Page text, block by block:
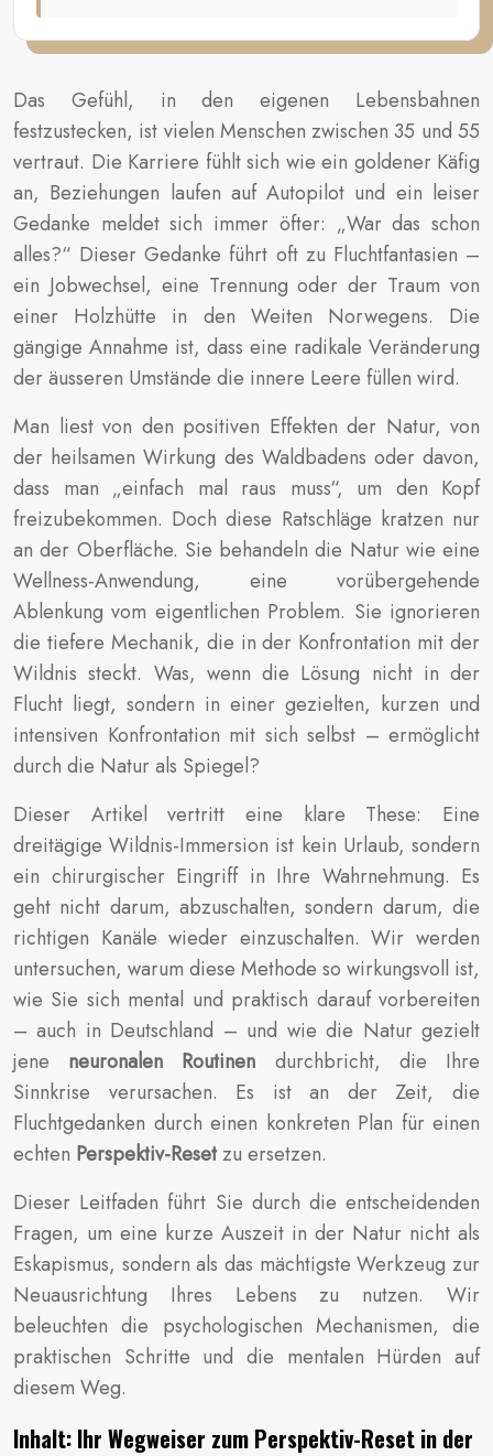
Das Gefühl, in den eigenen Lebensbahnen
festzustecken, ist vielen Menschen zwischen 35 und 55
vertraut. Die Karriere fühlt sich wie ein goldener Käfig
an, Beziehungen laufen auf Autopilot und ein leiser
Gedanke meldet sich immer öfter: „War das schon
alles?“ Dieser Gedanke führt oft zu Fluchtfantasien –
ein Jobwechsel, eine Trennung oder der Traum von
einer Holzhütte in den Weiten Norwegens. Die
gängige Annahme ist, dass eine radikale Veränderung
der äusseren Umstände die innere Leere füllen wird.
Man liest von den positiven Effekten der Natur, von
der heilsamen Wirkung des Waldbadens oder davon,
dass man „einfach mal raus muss“, um den Kopf
freizubekommen. Doch diese Ratschläge kratzen nur
an der Oberfläche. Sie behandeln die Natur wie eine
Wellness-Anwendung, eine vorübergehende
Ablenkung vom eigentlichen Problem. Sie ignorieren
die tiefere Mechanik, die in der Konfrontation mit der
Wildnis steckt. Was, wenn die Lösung nicht in der
Flucht liegt, sondern in einer gezielten, kurzen und
intensiven Konfrontation mit sich selbst – ermöglicht
durch die Natur als Spiegel?
Dieser Artikel vertritt eine klare These: Eine
dreitägige Wildnis-Immersion ist kein Urlaub, sondern
ein chirurgischer Eingriff in Ihre Wahrnehmung. Es
geht nicht darum, abzuschalten, sondern darum, die
richtigen Kanäle wieder einzuschalten. Wir werden
untersuchen, warum diese Methode so wirkungsvoll ist,
wie Sie sich mental und praktisch darauf vorbereiten
– auch in Deutschland – und wie die Natur gezielt
jene neuronalen Routinen durchbricht, die Ihre
Sinnkrise verursachen. Es ist an der Zeit, die
Fluchtgedanken durch einen konkreten Plan für einen
echten Perspektiv-Resetzu ersetzen.
Dieser Leitfaden führt Sie durch die entscheidenden
Fragen, um eine kurze Auszeit in der Natur nicht als
Eskapismus, sondern als das mächtigste Werkzeug zur
Neuausrichtung Ihres Lebens zu nutzen. Wir
beleuchten die psychologischen Mechanismen, die
praktischen Schritte und die mentalen Hürden auf
diesem Weg.
Inhalt: Ihr Wegweiser zum Perspektiv-Reset in der